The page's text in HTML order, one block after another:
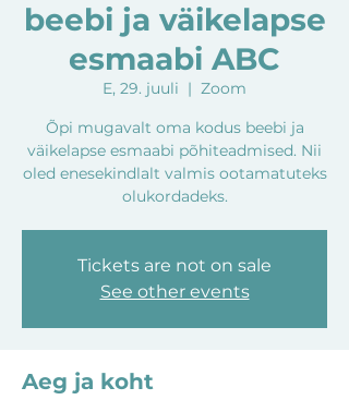
beebi ja väikelapse
esmaabi ABC
E, 29. juuli
  |
Zoom
Õpi mugavalt oma kodus beebi ja
väikelapse esmaabi põhiteadmised. Nii
oled enesekindlalt valmis ootamatuteks
olukordadeks.
Tickets are not on sale
See other events
Aeg ja koht